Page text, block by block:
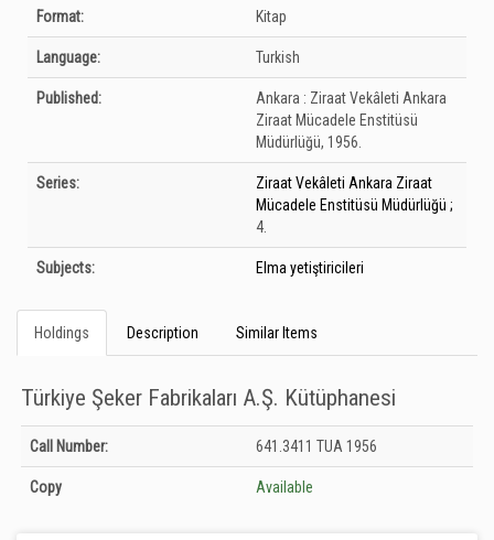
Format: Kitap
Language: Turkish
Published: Ankara : Ziraat Vekâleti Ankara
Ziraat Mücadele Enstitüsü
Müdürlüğü, 1956.
Series:
Ziraat Vekâleti Ankara Ziraat
Mücadele Enstitüsü Müdürlüğü ;
4.
Subjects: Elma yetiştiricileri
Holdings Description Similar Items
Türkiye Şeker Fabrikaları A.Ş. Kütüphanesi
Holdings details from Türkiye Şeker Fabrikaları A.Ş. Kütüphanesi: Unknown
Call Number: 641.3411 TUA 1956
Copy Available